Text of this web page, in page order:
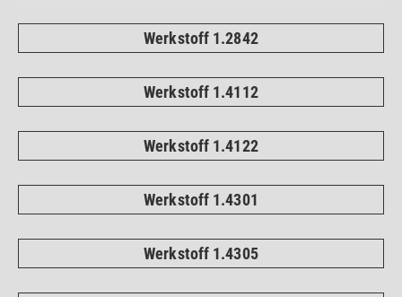
Werkstoff 1.2842
Werkstoff 1.4112
Werkstoff 1.4122
Werkstoff 1.4301
Werkstoff 1.4305